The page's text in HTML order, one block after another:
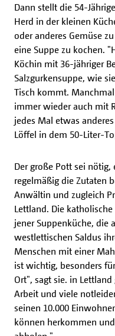
Dann stellt die 54-
Herd in der kleinen
oder anderes Gemüse
eine Suppe zu kochen.
Köchin mit 36-jähriger
Salzgurkensuppe, wie
Tisch kommt.
immer wieder auch mit
jedes Mal etwas
Löffel in dem 50-Liter-
Der große Pott sei nötig,
regelmäßig die Zutaten
Anwältin und zugleich
Lettland. Die
jener Suppenküche, die
westlettischen Saldus
Menschen mit einer
ist wichtig, besonders
Ort", sagt sie. in
Arbeit und viele
seinen 10.000
können herkommen